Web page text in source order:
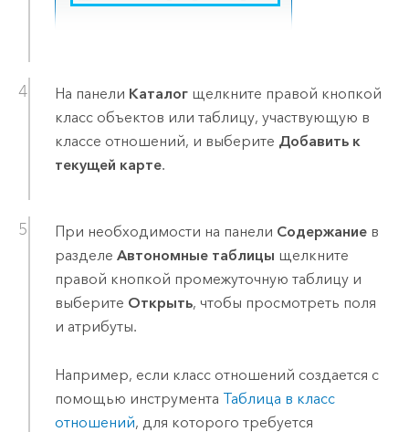
На панели Каталогщелкните правой кнопкой
класс объектов или таблицу, участвующую в
классе отношений, и выберите Добавить к
текущей карте.
При необходимости на панели Содержаниев
разделе Автономные таблицы щелкните
правой кнопкой промежуточную таблицу и
выберите Открыть, чтобы просмотреть поля
и атрибуты.
Например, если класс отношений создается с
помощью инструмента Таблица в класс
отношений, для которого требуется